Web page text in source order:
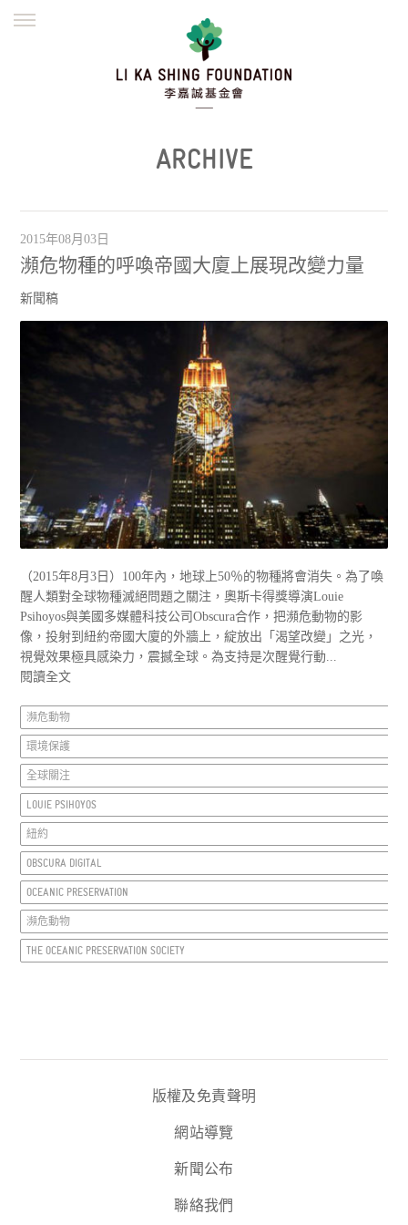
繁體
ARCHIVE
2015年08月03日
瀕危物種的呼喚帝國大廈上展現改變力量
新聞稿
（2015年8月3日）100年內，地球上50％的物種將會消失。為了喚
醒人類對全球物種滅絕問題之關注，奧斯卡得獎導演Louie
Psihoyos與美國多媒體科技公司Obscura合作，把瀕危動物的影
像，投射到紐約帝國大廈的外牆上，綻放出「渴望改變」之光，
視覺效果極具感染力，震撼全球。為支持是次醒覺行動...
閱讀全文
瀕危動物
環境保護
全球關注
LOUIE PSIHOYOS
紐約
OBSCURA DIGITAL
OCEANIC PRESERVATION
瀕危動物
THE OCEANIC PRESERVATION SOCIETY
版權及免責聲明
網站導覽
新聞公布
聯絡我們